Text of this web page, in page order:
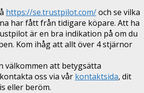
https://se.trustpilot.com/och se vilka
har fått från tidigare köpare. Att ha
är en bra indikation på om du
Kom ihåg att allt över 4 stjärnor
välkommen att betygsätta
oss via vår kontaktsida, dit
eller beröm.